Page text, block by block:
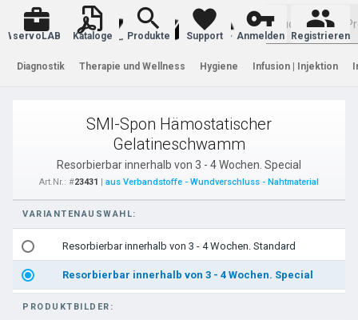
Warenkorb
servoLAB Kataloge Produkte Support Anmelden Registrieren
Diagnostik Therapie und Wellness Hygiene Infusion | Injektion
SMI-Spon Hämostatischer
Gelatineschwamm
Resorbierbar innerhalb von 3 - 4 Wochen. Special
Art.Nr.: #23431 | aus Verbandstoffe - Wundverschluss - Nahtmaterial
VARIANTENAUSWAHL:
Resorbierbar innerhalb von 3 - 4 Wochen. Standard
Resorbierbar innerhalb von 3 - 4 Wochen. Special
PRODUKTBILDER: